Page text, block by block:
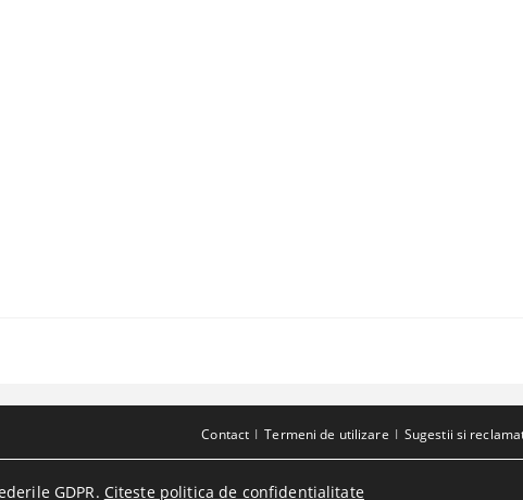
Contact Termeni de utilizare Sugestii si
GDPR. Citeste politica de confidentialitate